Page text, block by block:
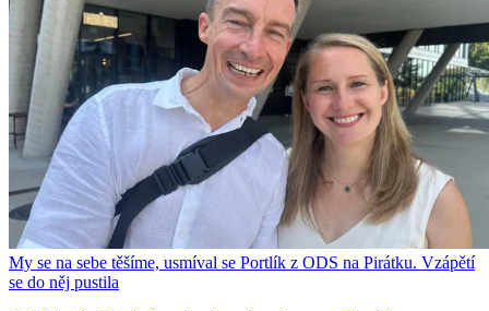
My se na sebe těšíme, usmíval se Portlík z ODS na Pirátku. Vzápětí
se do něj pustila